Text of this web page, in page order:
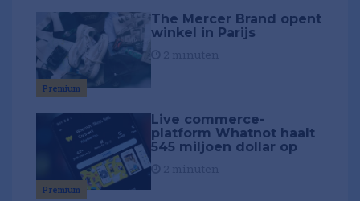
Premium
The Mercer Brand opent
winkel in Parijs
Premium
Live commerce-
platform Whatnot haalt
545 miljoen dollar op